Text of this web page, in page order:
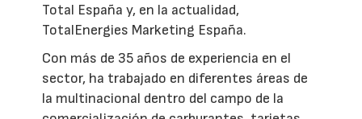
Total España y, en la actualidad,
TotalEnergies Marketing España.
Con más de 35 años de experiencia en el
sector, ha trabajado en diferentes áreas de
la multinacional dentro del campo de la